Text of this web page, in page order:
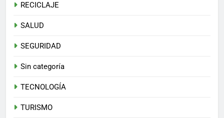
RECICLAJE
SALUD
SEGURIDAD
Sin categoría
TECNOLOGÍA
TURISMO